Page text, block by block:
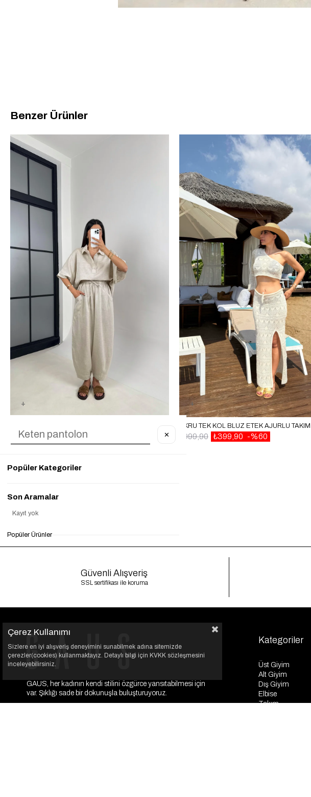
Benzer Ürünler
₺599,90
₺1.799,90 %60
₺399,90
₺999,90
Güvenli Alışveriş
SSL sertifikası ile koruma
GAUS, her kadının kendi stilini özgürce yansıtabilmesi için
var. Şıklığı sade bir dokunuşla buluşturuyoruz.
Kategoriler
Üst Giyim
Alt Giyim
Dış Giyim
Elbise
Takım
Çerez Kullanımı
Sizlere en iyi alışveriş deneyimini sunabilmek adına sitemizde
çerezler(cookies) kullanmaktayız. Detaylı bilgi için KVKK sözleşmesini
inceleyebilirsiniz.
✕
Popüler Kategoriler
Son Aramalar
Kayıt yok
Popüler Ürünler